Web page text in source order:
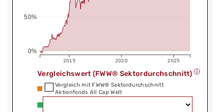
2015 2020 2025
0%
50%
Vergleichswert (FWW® Sektordurchschnitt)
Vergleich mit FWW® Sektordurchschnitt
Aktienfonds All Cap Welt